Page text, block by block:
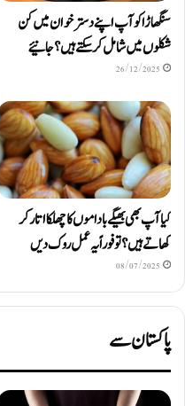
سنگھاڑا کو آپ اپنے دستر خوان میں کن
شکلوں میں شامل کرسکتے ہیں ؟ جانیئے
26/12/2025
کیا آپ بھی بھیگے باداموں کا چھلکا اتار کر
کھاتے ہیں؟ تو فوراً یہ عمل روک دیں
08/07/2025
پاکستان سے